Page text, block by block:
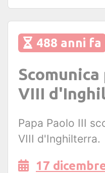
488 anni fa
VIII
Papa Paolo III
VIII d'Inghilterra.
17